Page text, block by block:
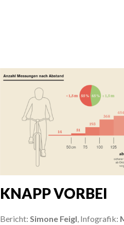
KNAPP VORBEI
Bericht: Simone Feigl, Infografik: